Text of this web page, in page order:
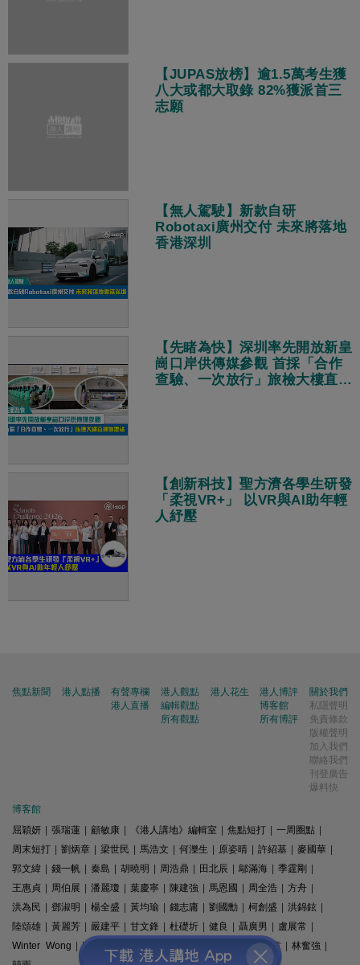
【JUPAS放榜】逾1.5萬考生獲
八大或都大取錄 82%獲派首三
志願
【無人駕駛】新款自研
Robotaxi廣州交付 未來將落地
香港深圳
【先睹為快】深圳率先開放新皇
崗口岸供傳媒參觀 首採「合作
查驗、一次放行」旅檢大樓直連
【創新科技】聖方濟各學生研發
「柔視VR+」 以VR與AI助年輕
人紓壓
焦點新聞 港人點播
有聲專欄
港人直播
港人觀點
編輯觀點
所有觀點
港人花生
港人博評
博客館
所有博評
關於我們
私隱聲明
免責條款
版權聲明
加入我們
聯絡我們
刊登廣告
爆料快
博客館
屈穎妍
張瑞蓮 顧敏康 《港人講地》編輯室 焦點短打 一周圈點
周末短打
劉炳章 梁世民 馬浩文 何濼生 原姿晴 許紹基 麥國華
郭文緯
錢一帆 秦島 胡曉明 周浩鼎 田北辰 鄔滿海 季霆剛
王惠貞
周伯展 潘麗瓊 葉慶寧 陳建強 馬恩國 周全浩 方舟
洪為民
鄧淑明 楊全盛 黃均瑜 錢志庸 劉國勳 柯創盛 洪錦鉉
陸頌雄
黃麗芳 嚴建平 甘文鋒 杜礎圻 健良 聶廣男 盧展常
Winter Wong
K2 梁文新 羅崑 姚銘 精選文章 林奮強